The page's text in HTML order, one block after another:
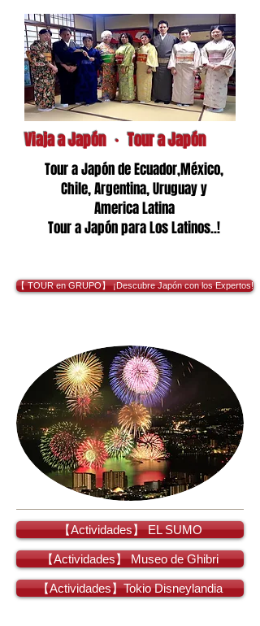
Viaja a Japón ・ Tour a Japón
Tour a Japón de Ecuador,México,
Chile, Argentina, Uruguay y
America Latina
Tour a Japón para Los Latinos..!
【 TOUR en GRUPO】 ¡Descubre Japón con los Expertos!
【Actividades】 EL SUMO
【Actividades】 Museo de Ghibri
【Actividades】Tokio Disneylandia